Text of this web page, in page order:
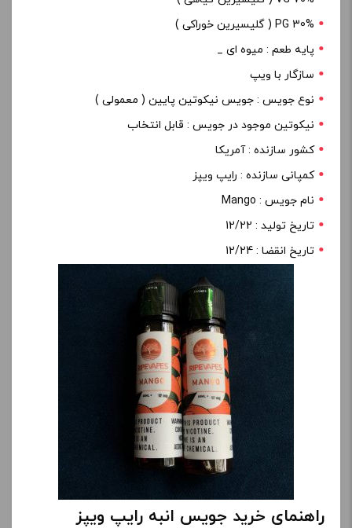
PG 30% ( گلیسیرین خوراکی )
پایه طعم : میوه ای _
سازگار با ویپ
نوع جویس : جویس نیکوتین پایین ( معمولی )
نیکوتین موجود در جویس : قابل انتخاب
کشور سازنده : آمریکا
کمپانی سازنده : رایپ ویپز
نام جویس : Mango
تاریخ تولید : 12/22
تاریخ انقضا : 12/24
راهنمای خرید جویس انبه رایپ ویپز